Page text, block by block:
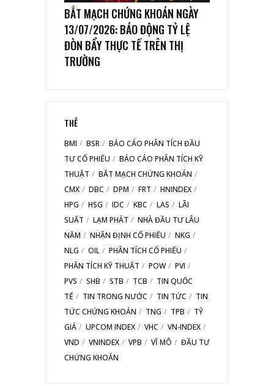
BẮT MẠCH CHỨNG KHOÁN NGÀY
13/07/2026: BÁO ĐỘNG TỶ LỆ
ĐÒN BẨY THỰC TẾ TRÊN THỊ
TRƯỜNG
THẺ
BMI BSR
BÁO CÁO PHÂN TÍCH ĐẦU
TƯ CỔ PHIẾU
BÁO CÁO PHÂN TÍCH KỸ
THUẬT
BẮT MẠCH CHỨNG KHOÁN
CMX
DBC DPM FRT
HNINDEX
HPG
HSG IDC KBC LAS
LÃI
SUẤT
LẠM PHÁT
NHÀ ĐẦU TƯ LÂU
NĂM
NHẬN ĐỊNH CỔ PHIẾU
NKG
NLG
OIL
PHÂN TÍCH CỔ PHIẾU
PHÂN TÍCH KỸ THUẬT
POW
PVI
PVS
SHB STB TCB
TIN QUỐC
TẾ
TIN TRONG NƯỚC TIN TỨC
TIN
TỨC CHỨNG KHOÁN
TNG TPB
TỶ
GIÁ
UPCOM INDEX VHC
VN-INDEX
VND
VNINDEX VPB VĨ MÔ
ĐẦU TƯ
CHỨNG KHOÁN